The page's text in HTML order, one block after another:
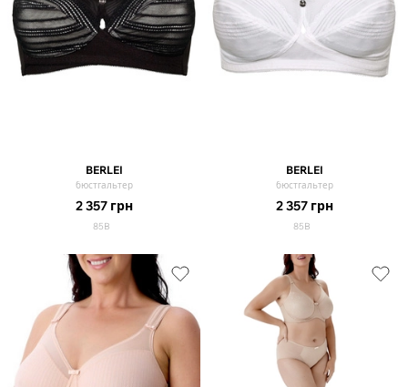
BERLEI
бюстгальтер
2 357 грн
85B
BERLEI
бюстгальтер
2 357 грн
85B